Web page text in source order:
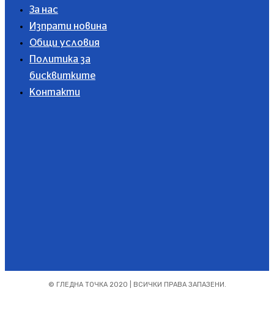
За нас
Изпрати новина
Общи условия
Политика за
бисквитките
Контакти
© ГЛЕДНА ТОЧКА 2020 | ВСИЧКИ ПРАВА ЗАПАЗЕНИ.